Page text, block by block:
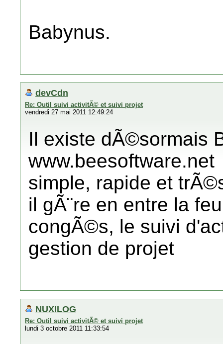
Babynus.
devCdn
Re: Outil suivi activitÃ© et suivi projet
vendredi 27 mai 2011 12:49:24
Il existe dÃ©sormais
www.beesoftware.net
simple, rapide et
il gÃ¨re en entre la
congÃ©s, le suivi
gestion de projet
NUXILOG
Re: Outil suivi activitÃ© et suivi projet
lundi 3 octobre 2011 11:33:54